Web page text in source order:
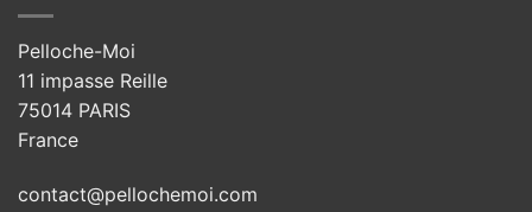
Pelloche-Moi
11 impasse Reille
75014 PARIS
France
contact@pellochemoi.com